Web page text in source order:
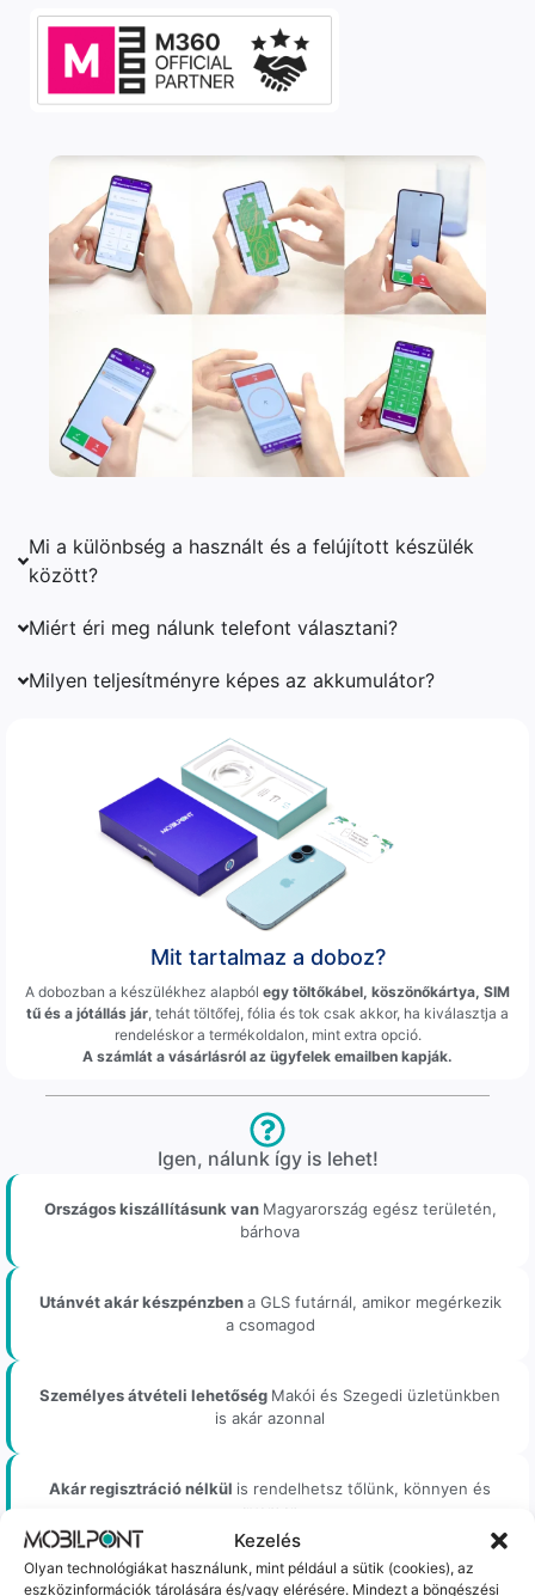
Kezelés
Olyan technológiákat használunk, mint például a sütik (cookies), az
eszközinformációk tárolására és/vagy elérésére. Mindezt a böngészési
Mi a különbség a használt és a felújított készülék
között?
Miért éri meg nálunk telefont választani?
Milyen teljesítményre képes az akkumulátor?
Mit tartalmaz a doboz?
A dobozban a készülékhez alapból egy töltőkábel, köszönőkártya, SIM
tű és a jótállás jár , tehát töltőfej, fólia és tok csak akkor, ha kiválasztja a
rendeléskor a termékoldalon, mint extra opció.
A számlát a vásárlásról az ügyfelek emailben kapják.
Igen, nálunk így is lehet!
Országos kiszállításunk van Magyarország egész területén,
bárhova
Utánvét akár készpénzbena GLS futárnál, amikor megérkezik
a csomagod
Személyes átvételi lehetőség Makói és Szegedi üzletünkben
is akár azonnal
Akár regisztráció nélkül is rendelhetsz tőlünk, könnyen és